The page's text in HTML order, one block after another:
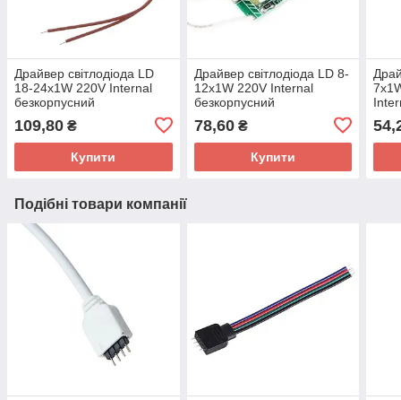
Драйвер світлодіода LD
18-24x1W 220V Internal
безкорпусний
109,80 ₴
Купити
Драйвер світлодіода LD 8-
12x1W 220V Internal
безкорпусний
78,60₴
Купити
Подібні товари компанії